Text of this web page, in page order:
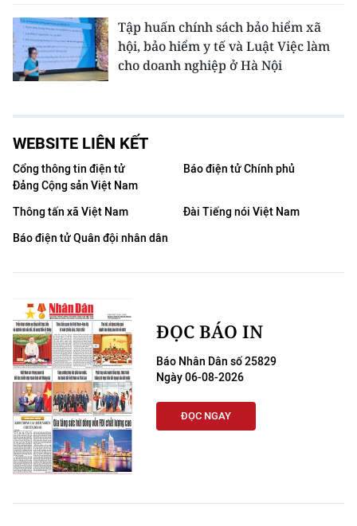
Tập huấn chính sách bảo hiểm xã
hội, bảo hiểm y tế và Luật Việc làm
cho doanh nghiệp ở Hà Nội
WEBSITE LIÊN KẾT
Cổng thông tin điện tử
Đảng Cộng sản Việt Nam
Báo điện tử Chính phủ
Thông tấn xã Việt Nam
Đài Tiếng nói Việt Nam
Báo điện tử Quân đội nhân dân
ĐỌC BÁO IN
Báo Nhân Dân số 25829
Ngày 06-08-2026
ĐỌC NGAY